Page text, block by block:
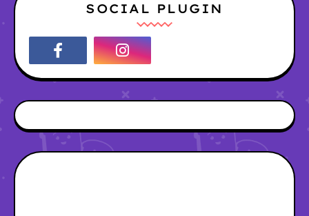
SOCIAL PLUGIN